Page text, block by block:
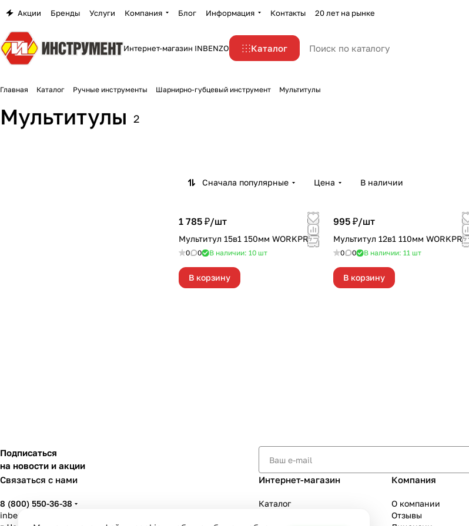
Акции Бренды Услуги Компания Блог Информация Контакты 20 лет на рынке
Интернет-магазин INBENZO Каталог
Главная Каталог Ручные инструменты Шарнирно-губцевый инструмент Мультитулы
Мультитулы 2
Сначала популярные Цена В наличии
1 785 ₽/шт
Мультитул 15в1 150мм WORKPRO
0 0 В наличии: 10 шт
В корзину
995 ₽/шт
Мультитул 12в1 110мм WORKPRO
0 0 В наличии: 11 шт
В корзину
Подписаться
на новости и акции
Связаться с нами
8 (800) 550-36-38
inbenzo35@list.ru
Интернет-магазин
Каталог
Компания
О компании
Отзывы